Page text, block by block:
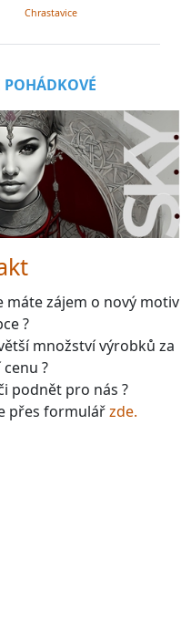
Chrastavice
POHÁDKOVÉ
máte zájem o nový motiv
?
množství výrobků za
?
podnět pro nás ?
přes formulářzde.